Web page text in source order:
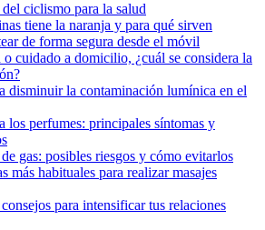
ciclismo para la salud
tiene la naranja y para qué sirven
de forma segura desde el móvil
o cuidado a domicilio, ¿cuál se considera la
disminuir la contaminación lumínica en el
los perfumes: principales síntomas y
gas: posibles riesgos y cómo evitarlos
más habituales para realizar masajes
para intensificar tus relaciones